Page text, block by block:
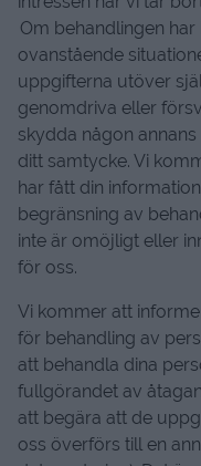
Om behandlingen
ovanstående
uppgifterna utöver
genomdriva eller
skydda någon
ditt samtycke. Vi
har fått din
begränsning av
inte är omöjligt eller
för oss.
Vi kommer att
för behandling av
att behandla dina
fullgörandet av
att begära att de
oss överförs till en